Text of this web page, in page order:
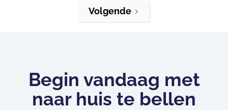
Volgende
Begin vandaag met
naar huis te bellen